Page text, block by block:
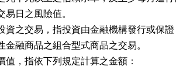
易日之風險值。
資之交易，指投資由金融機構發行或保
金融商品之組合型式商品之交易。
值，指依下列規定計算之金額：